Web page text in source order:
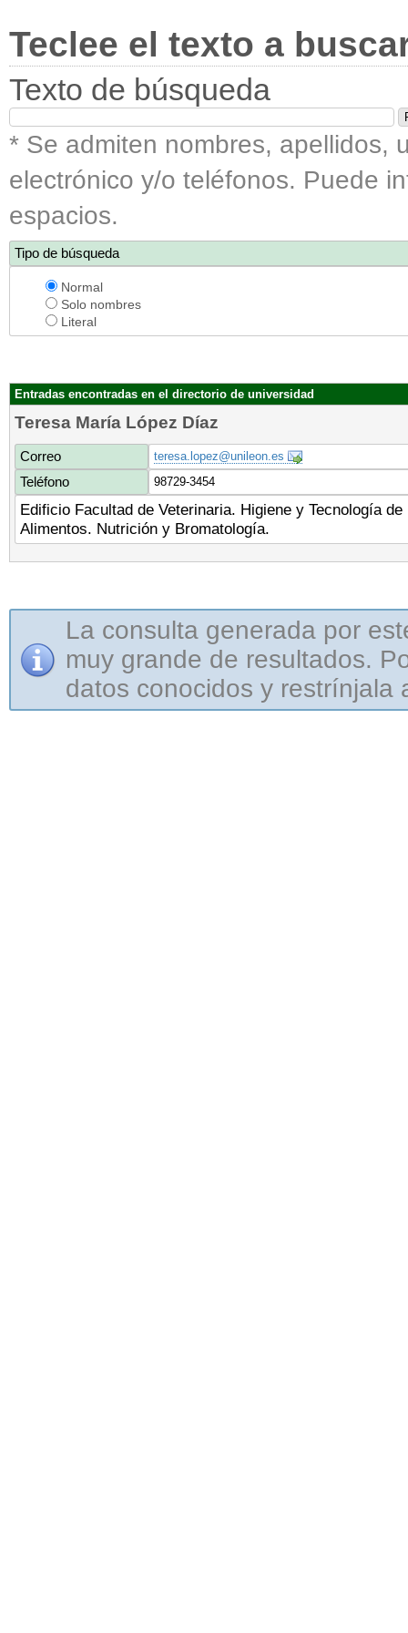
Teclee el texto a
Texto de búsqueda
* Se admiten nombres, apellidos,
electrónico y/o teléfonos. Puede
espacios.
Tipo de búsqueda
Normal
Solo nombres
Literal
Entradas encontradas en el directorio de universidad
Teresa María López Díaz
Correo teresa.lopez@unileon.es
Teléfono 98729-3454
Edificio Facultad de Veterinaria. Higiene y Tecnología de
Alimentos. Nutrición y Bromatología.
La consulta generada por
muy grande de resultados.
datos conocidos y restrínjala